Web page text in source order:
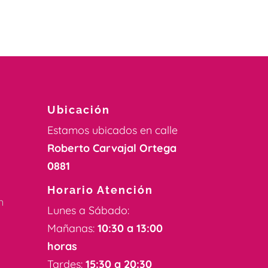
Ubicación
Estamos ubicados en calle
Roberto Carvajal Ortega
0881
Horario Atención
Lunes a Sábado:
Mañanas: 10:30 a 13:00
horas
Tardes: 15:30 a 20:30